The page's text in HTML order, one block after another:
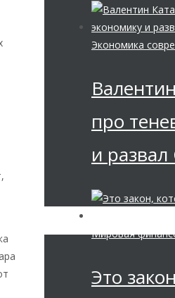
Экономика
про
и
Мировая
Это